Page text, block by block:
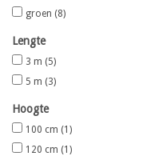
groen (8)
Lengte
3 m (5)
5 m (3)
Hoogte
100 cm (1)
120 cm (1)